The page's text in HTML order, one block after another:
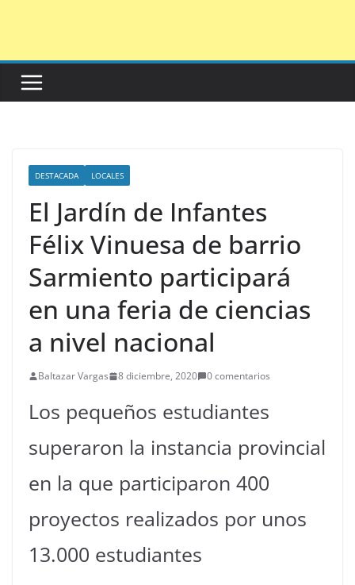
DESTACADA LOCALES
El Jardín de Infantes
Félix Vinuesa de barrio
Sarmiento participará
en una feria de ciencias
a nivel nacional
Baltazar Vargas 8 diciembre, 2020 0 comentarios
Los pequeños estudiantes
superaron la instancia provincial
en la que participaron 400
proyectos realizados por unos
13.000 estudiantes